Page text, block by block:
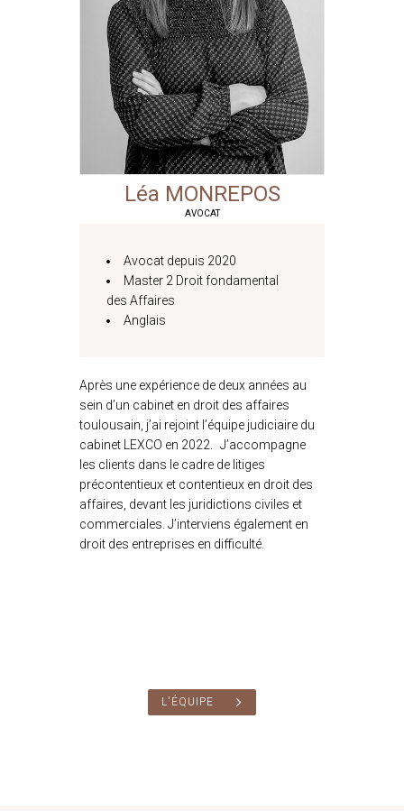
Léa MONREPOS
AVOCAT
Avocat depuis 2020
Master 2 Droit fondamental
des Affaires
Anglais
Après une expérience de deux années au
sein d’un cabinet en droit des affaires
toulousain, j’ai rejoint l’équipe judiciaire du
cabinet LEXCO en 2022. J’accompagne
les clients dans le cadre de litiges
précontentieux et contentieux en droit des
affaires, devant les juridictions civiles et
commerciales. J’interviens également en
droit des entreprises en difficulté.
L'ÉQUIPE